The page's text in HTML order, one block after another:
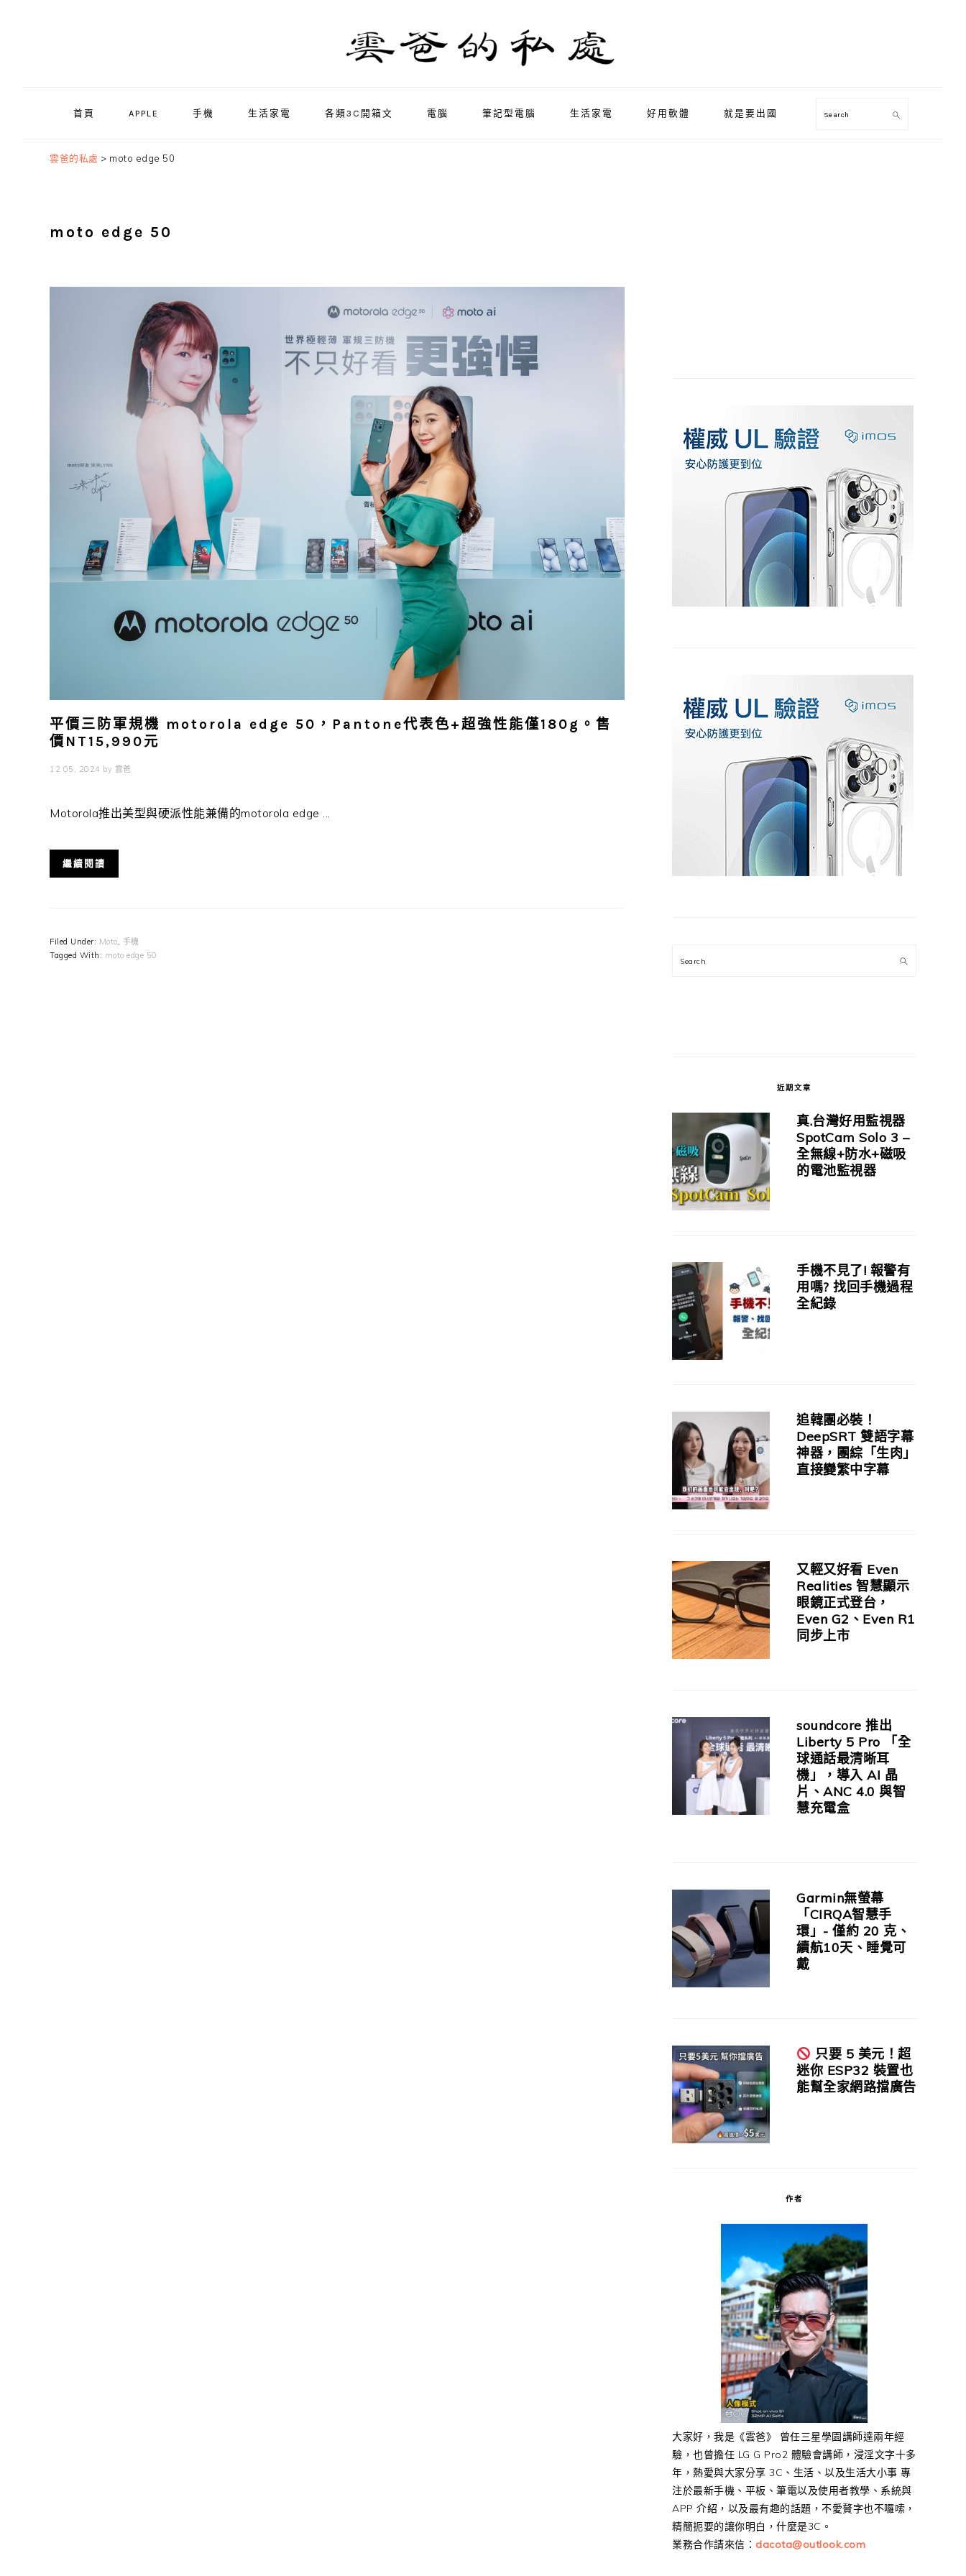
首頁 APPLE 手機 生活家電 各類3C開箱文 電腦 筆記型電腦 生活家電 好用軟體 就是要出國 Search
雲爸的私處 > moto edge 50
moto edge 50
平價三防軍規機 motorola edge 50，Pantone代表色+超強性能僅180g。售
價NT15,990元
12 05, 2024 by 雲爸
Motorola推出美型與硬派性能兼備的motorola edge ...
繼續閱讀
Filed Under: Moto, 手機
Tagged With: moto edge 50 Search
近期文章
真.台灣好用監視器
SpotCam Solo 3 –
全無線+防水+磁吸
的電池監視器
手機不見了! 報警有
用嗎? 找回手機過程
全紀錄
追韓團必裝！
DeepSRT 雙語字幕
神器，團綜「生肉」
直接變繁中字幕
又輕又好看 Even
Realities 智慧顯示
眼鏡正式登台，
Even G2、Even R1
同步上市
soundcore 推出
Liberty 5 Pro 「全
球通話最清晰耳
機」，導入 AI 晶
片、ANC 4.0 與智
慧充電盒
Garmin無螢幕
「CIRQA智慧手
環」- 僅約 20 克、
續航10天、睡覺可
戴
只要 5 美元！超
迷你 ESP32 裝置也
能幫全家網路擋廣告
作者
大家好，我是《雲爸》 曾任三星學園講師達兩年經
驗，也曾擔任 LG G Pro2 體驗會講師，浸淫文字十多
年，熱愛與大家分享 3C、生活、以及生活大小事 專
注於最新手機、平板、筆電以及使用者教學、系統與
APP 介紹，以及最有趣的話題，不愛贅字也不囉嗦，
精簡扼要的讓你明白，什麼是3C。
業務合作請來信： dacota@outlook.com